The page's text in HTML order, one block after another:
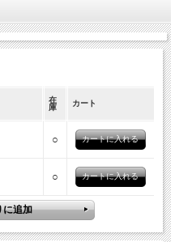
ライン会議
重量とのバランスが悪くなったり、通
がございますので
在
庫
カート
○
○